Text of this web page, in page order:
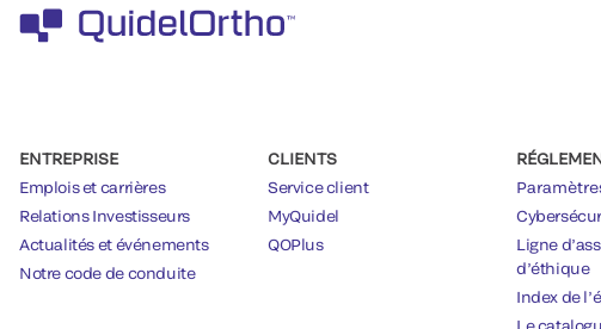
ENTREPRISE
Emplois et carrières
Relations Investisseurs
Actualités et événements
Notre code de conduite
CLIENTS
Service client
MyQuidel
QOPlus
Ligne
d’éthique
Index de